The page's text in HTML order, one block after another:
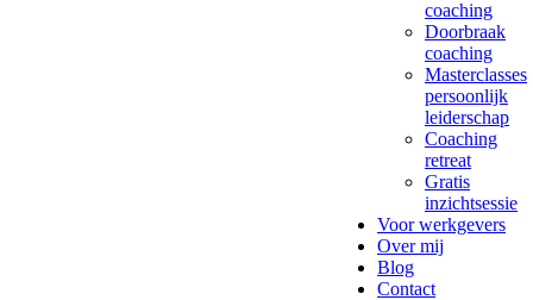
coaching
Doorbraak
coaching
Masterclasses
persoonlijk
leiderschap
Coaching
retreat
Gratis
inzichtsessie
Voor werkgevers
Over mij
Blog
Contact